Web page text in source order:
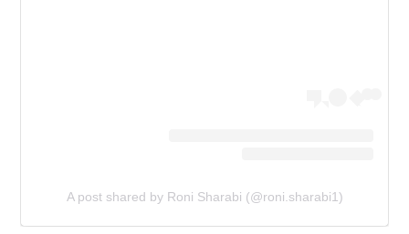
A post shared by Roni Sharabi (@roni.sharabi1)